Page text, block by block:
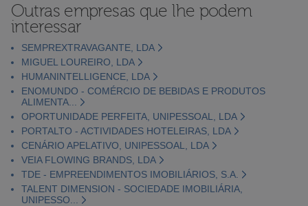
Outras empresas que lhe podem
interessar
SEMPREXTRAVAGANTE, LDA
MIGUEL LOUREIRO, LDA
HUMANINTELLIGENCE, LDA
ENOMUNDO - COMÉRCIO DE BEBIDAS E PRODUTOS
ALIMENTA...
OPORTUNIDADE PERFEITA, UNIPESSOAL, LDA
PORTALTO - ACTIVIDADES HOTELEIRAS, LDA
CENÁRIO APELATIVO, UNIPESSOAL, LDA
VEIA FLOWING BRANDS, LDA
TDE - EMPREENDIMENTOS IMOBILIÁRIOS, S.A.
TALENT DIMENSION - SOCIEDADE IMOBILIÁRIA,
UNIPESSO...